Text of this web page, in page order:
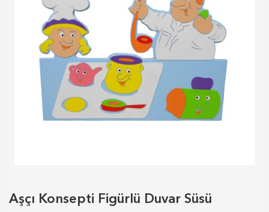
Aşçı Konsepti Figürlü Duvar Süsü